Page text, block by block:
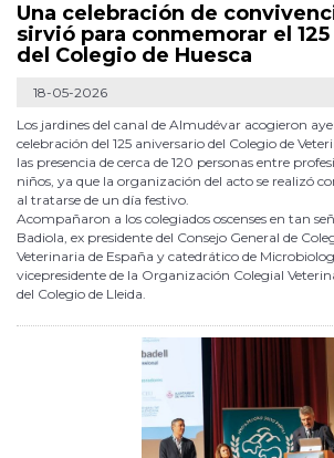
Una celebración de
sirvió para conmemorar el
del Colegio de Huesca
18-05-2026
Los jardines del canal de Almudévar acogieron
celebración del 125 aniversario del Colegio de
las presencia de cerca de 120 personas entre
niños, ya que la organización del acto se realizó
al tratarse de un día festivo.
Acompañaron a los colegiados oscenses en tan
Badiola, ex presidente del Consejo General de
Veterinaria de España y catedrático de
vicepresidente de la Organización Colegial
del Colegio de Lleida.